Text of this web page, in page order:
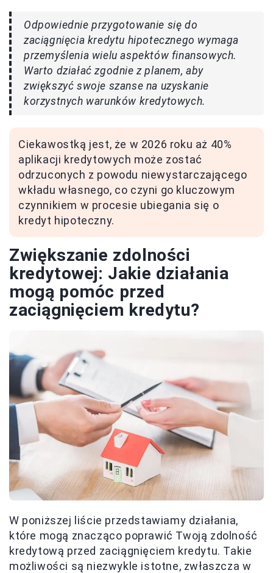
Odpowiednie przygotowanie się do
zaciągnięcia kredytu hipotecznego wymaga
przemyślenia wielu aspektów finansowych.
Warto działać zgodnie z planem, aby
zwiększyć swoje szanse na uzyskanie
korzystnych warunków kredytowych.
Ciekawostką jest, że w 2026 roku aż 40%
aplikacji kredytowych może zostać
odrzuconych z powodu niewystarczającego
wkładu własnego, co czyni go kluczowym
czynnikiem w procesie ubiegania się o
kredyt hipoteczny.
Zwiększanie zdolności
kredytowej: Jakie działania
mogą pomóc przed
zaciągnięciem kredytu?
W poniższej liście przedstawiamy działania,
które mogą znacząco poprawić Twoją zdolność
kredytową przed zaciągnięciem kredytu. Takie
możliwości są niezwykle istotne, zwłaszcza w